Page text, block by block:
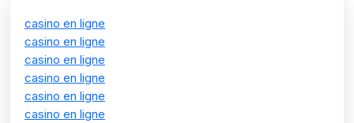
casino en ligne
casino en ligne
casino en ligne
casino en ligne
casino en ligne
casino en ligne